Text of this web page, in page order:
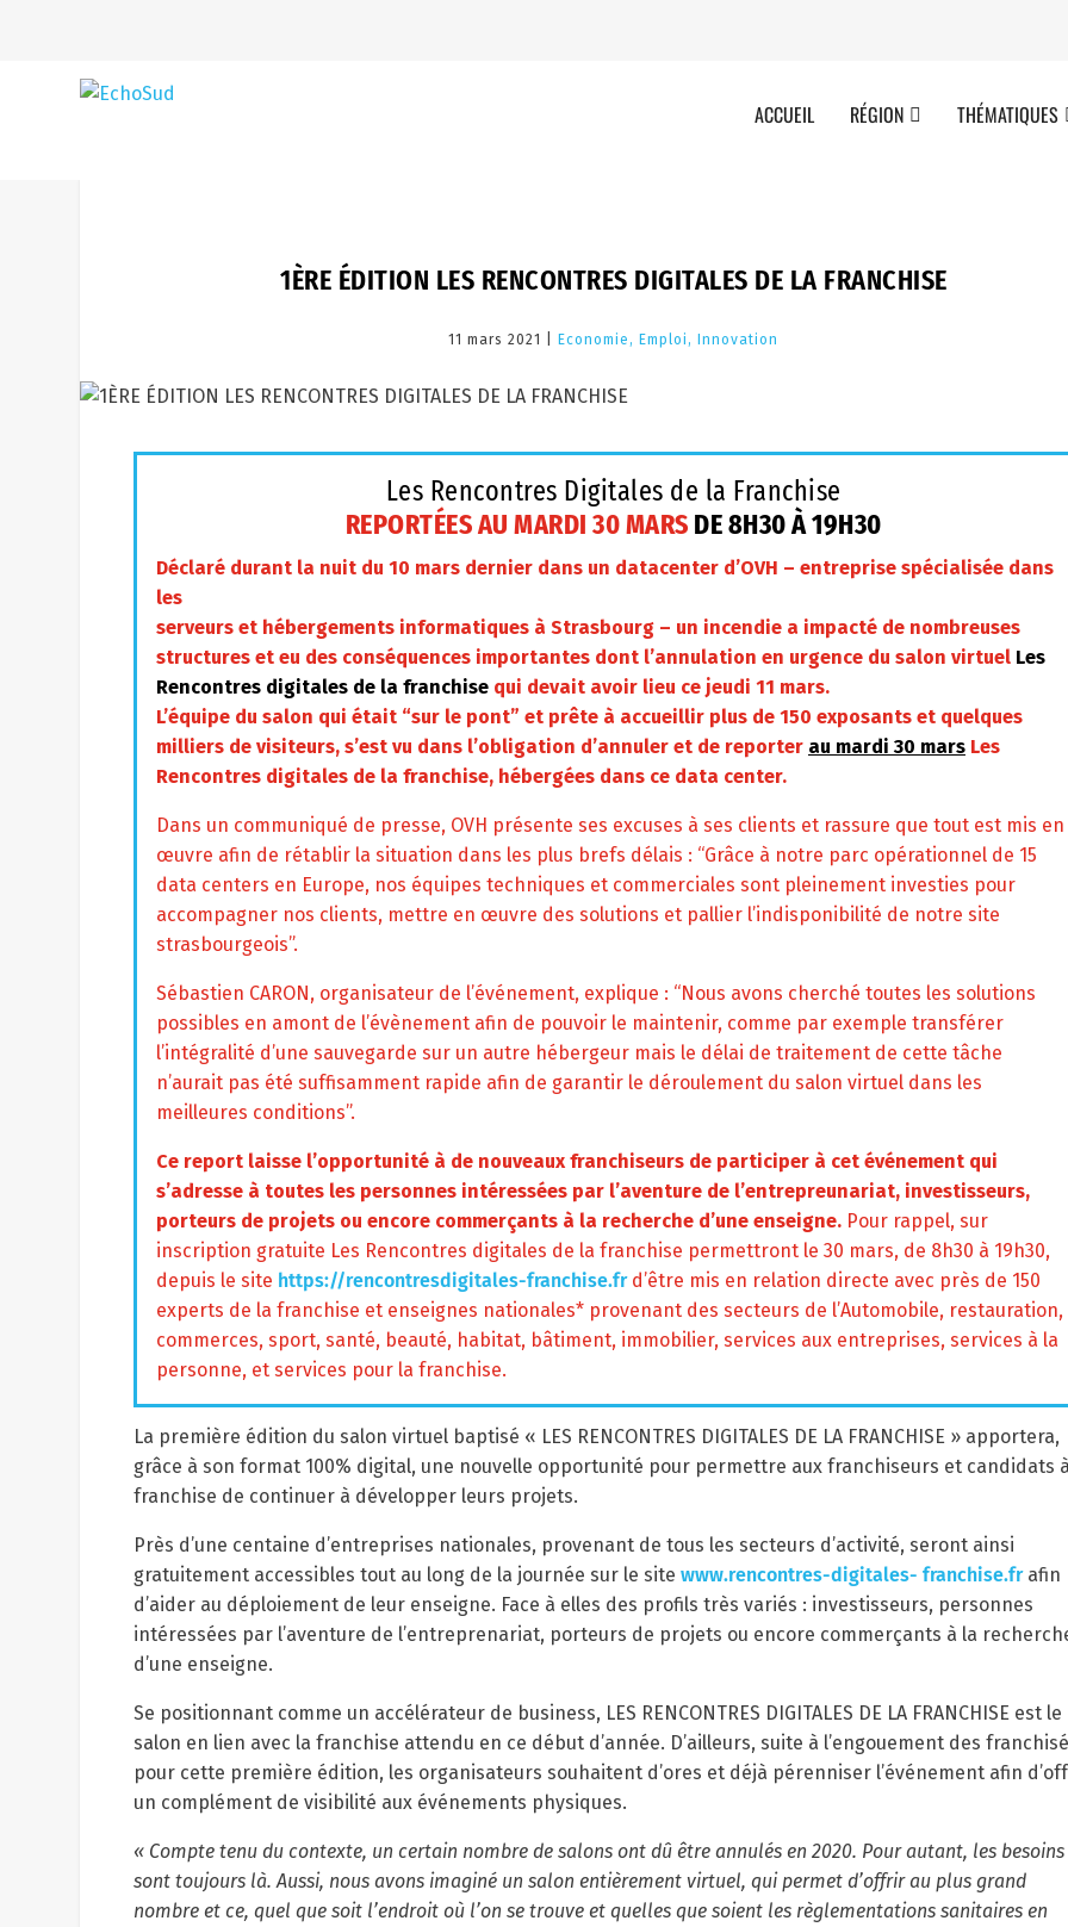
ACCUEIL RÉGION THÉMATIQUES
1ÈRE ÉDITION LES RENCONTRES DIGITALES DE LA FRANCHISE
11 mars 2021 | Economie, Emploi, Innovation
Les Rencontres Digitales de la Franchise
REPORTÉES AU MARDI 30 MARS DE 8H30 À 19H30
Déclaré durant la nuit du 10 mars dernier dans un datacenter d’OVH – entreprise spécialisée dans
les
serveurs et hébergements informatiques à Strasbourg – un incendie a impacté de nombreuses
structures et eu des conséquences importantes dont l’annulation en urgence du salon virtuel Les
Rencontres digitales de la franchisequi devait avoir lieu ce jeudi 11 mars.
L’équipe du salon qui était “sur le pont” et prête à accueillir plus de 150 exposants et quelques
milliers de visiteurs, s’est vu dans l’obligation d’annuler et de reporter au mardi 30 marsLes
Rencontres digitales de la franchise, hébergées dans ce data center.
Dans un communiqué de presse, OVH présente ses excuses à ses clients et rassure que tout est mis en
œuvre afin de rétablir la situation dans les plus brefs délais : “Grâce à notre parc opérationnel de 15
data centers en Europe, nos équipes techniques et commerciales sont pleinement investies pour
accompagner nos clients, mettre en œuvre des solutions et pallier l’indisponibilité de notre site
strasbourgeois”.
Sébastien CARON, organisateur de l’événement, explique : “Nous avons cherché toutes les solutions
possibles en amont de l’évènement afin de pouvoir le maintenir, comme par exemple transférer
l’intégralité d’une sauvegarde sur un autre hébergeur mais le délai de traitement de cette tâche
n’aurait pas été suffisamment rapide afin de garantir le déroulement du salon virtuel dans les
meilleures conditions”.
Ce report laisse l’opportunité à de nouveaux franchiseurs de participer à cet événement qui
s’adresse à toutes les personnes intéressées par l’aventure de l’entrepreunariat, investisseurs,
porteurs de projets ou encore commerçants à la recherche d’une enseigne.Pour rappel, sur
inscription gratuite Les Rencontres digitales de la franchise permettront le 30 mars, de 8h30 à 19h30,
depuis le site https://rencontresdigitales-franchise.frd’être mis en relation directe avec près de 150
experts de la franchise et enseignes nationales* provenant des secteurs de l’Automobile, restauration,
commerces, sport, santé, beauté, habitat, bâtiment, immobilier, services aux entreprises, services à la
personne, et services pour la franchise.
La première édition du salon virtuel baptisé « LES RENCONTRES DIGITALES DE LA FRANCHISE » apportera,
grâce à son format 100% digital, une nouvelle opportunité pour permettre aux franchiseurs et candidats
franchise de continuer à développer leurs projets.
Près d’une centaine d’entreprises nationales, provenant de tous les secteurs d’activité, seront ainsi
gratuitement accessibles tout au long de la journée sur le site www.rencontres-digitales- franchise.frafin
d’aider au déploiement de leur enseigne. Face à elles des profils très variés : investisseurs, personnes
intéressées par l’aventure de l’entreprenariat, porteurs de projets ou encore commerçants à la
d’une enseigne.
Se positionnant comme un accélérateur de business, LES RENCONTRES DIGITALES DE LA FRANCHISE est le
salon en lien avec la franchise attendu en ce début d’année. D’ailleurs, suite à l’engouement des
pour cette première édition, les organisateurs souhaitent d’ores et déjà pérenniser l’événement afin
un complément de visibilité aux événements physiques.
« Compte tenu du contexte, un certain nombre de salons ont dû être annulés en 2020. Pour autant, les besoins
sont toujours là. Aussi, nous avons imaginé un salon entièrement virtuel, qui permet d’offrir au plus grand
nombre et ce, quel que soit l’endroit où l’on se trouve et quelles que soient les règlementations sanitaires en